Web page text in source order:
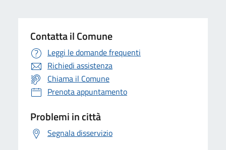
Contatta il Comune
Leggi le domande frequenti
Richiedi assistenza
Chiama il Comune
Prenota appuntamento
Problemi in città
Segnala disservizio